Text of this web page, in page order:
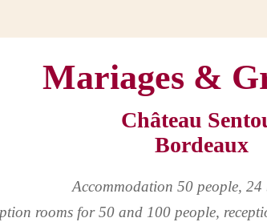
Mariages &
Château
Bordeaux
Accommodation 50 people, 24
rooms for 50 and 100 people,